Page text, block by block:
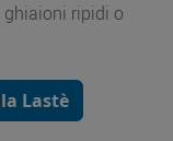
ripidi o
Lastè